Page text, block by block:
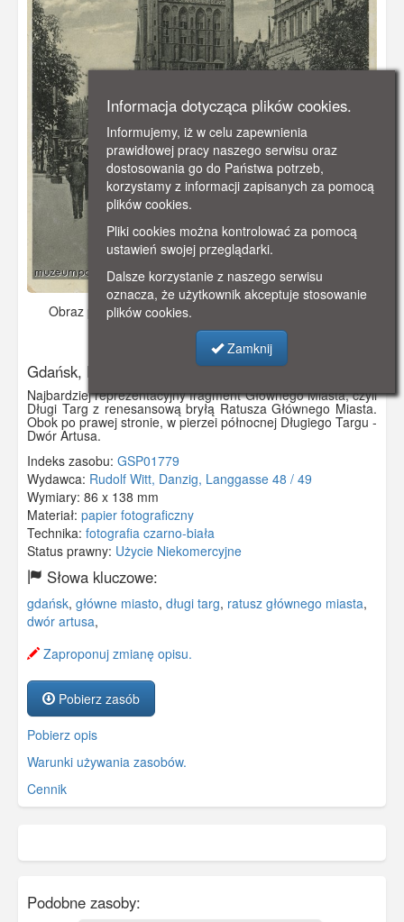
Obraz pochodzi zok. 1910 r.
Wyświetlono: 3167
Gdańsk, Ratusz Głownego Miasta, Danzig Rathaus
Najbardziej reprezentacyjny fragment Głównego Miasta, czyli
Długi Targ z renesansową bryłą Ratusza Głównego Miasta.
Obok po prawej stronie, w pierzei północnej Długiego Targu -
Dwór Artusa.
Indeks zasobu: GSP01779
Wydawca: Rudolf Witt, Danzig, Langgasse 48 / 49
Wymiary: 86 x 138 mm
Materiał: papier fotograficzny
Technika: fotografia czarno-biała
Status prawny: Użycie Niekomercyjne
Słowa kluczowe:
gdańsk, główne miasto, długi targ, ratusz głównego miasta,
dwór artusa,
Zaproponuj zmianę opisu.
Pobierz zasób
Pobierz opis
Warunki używania zasobów.
Cennik
Podobne zasoby:
Informacja dotycząca plików cookies.
Informujemy, iż w celu zapewnienia
prawidłowej pracy naszego serwisu oraz
dostosowania go do Państwa potrzeb,
korzystamy z informacji zapisanych za pomocą
plików cookies.
Pliki cookies można kontrolować za pomocą
ustawień swojej przeglądarki.
Dalsze korzystanie z naszego serwisu
oznacza, że użytkownik akceptuje stosowanie
plików cookies.
Zamknij